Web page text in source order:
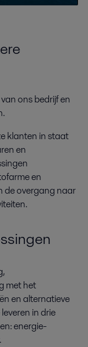
ons bedrijfen
klanten in staat
en
en
de overgang naar
met het
en alternatieve
in drie
energie-